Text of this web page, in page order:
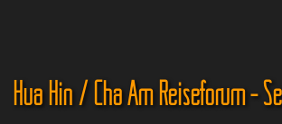
Hua Hin / Cha Am Reiseforum -